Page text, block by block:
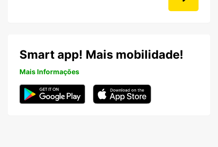
Smart app! Mais mobilidade!
Mais Informações